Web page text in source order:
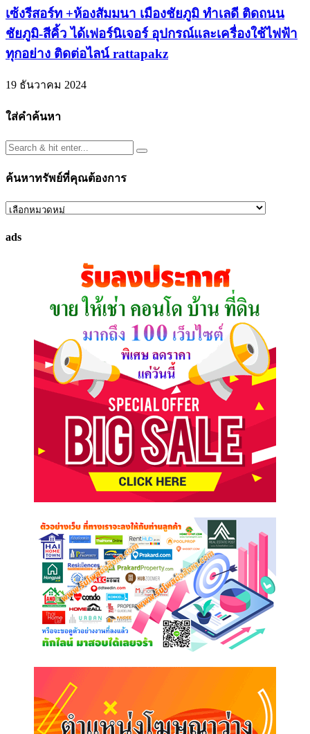
เซ้งรีสอร์ท +ห้องสัมมนา เมืองชัยภูมิ ทำเลดี ติดถนน
ชัยภูมิ-สีคิ้ว ได้เฟอร์นิเจอร์ อุปกรณ์และเครื่องใช้ไฟฟ้า
ทุกอย่าง ติดต่อไลน์ rattapakz
19 ธันวาคม 2024
ใส่คำค้นหา
ค้นหาทรัพย์ที่คุณต้องการ
ค้นหา
ที่
ads